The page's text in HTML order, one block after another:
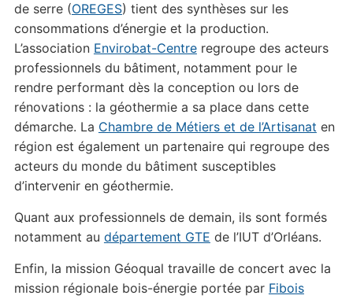
de serre (OREGES) tient des synthèses sur les
consommations d’énergie et la production.
L’association Envirobat-Centreregroupe des acteurs
professionnels du bâtiment, notamment pour le
rendre performant dès la conception ou lors de
rénovations : la géothermie a sa place dans cette
démarche. La Chambre de Métiers et de l’Artisanat en
région est également un partenaire qui regroupe des
acteurs du monde du bâtiment susceptibles
d’intervenir en géothermie.
Quant aux professionnels de demain, ils sont formés
notamment au département GTE de l’IUT d’Orléans.
Enfin, la mission Géoqual travaille de concert avec la
mission régionale bois-énergie portée par Fibois